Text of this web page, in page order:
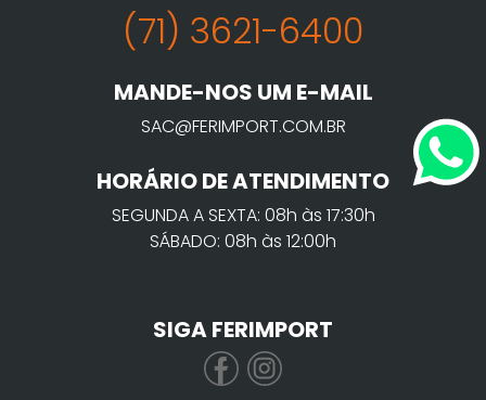
(71) 3621-6400
MANDE-NOS UM E-MAIL
SAC@FERIMPORT.COM.BR
HORÁRIO DE ATENDIMENTO
SEGUNDA A SEXTA: 08h às 17:30h
SÁBADO: 08h às 12:00h
SIGA FERIMPORT